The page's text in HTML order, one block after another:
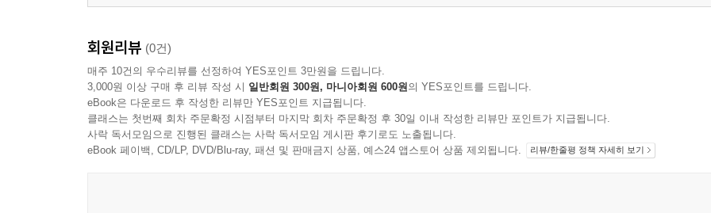
회원리뷰 (0건)
매주 10건의 우수리뷰를 선정하여 YES포인트 3만원을 드립니다.
3,000원 이상 구매 후 리뷰 작성 시 일반회원 300원, 마니아회원 600원의 YES포인트를 드립니다.
eBook은 다운로드 후 작성한 리뷰만 YES포인트 지급됩니다.
클래스는 첫번째 회차 주문확정 시점부터 마지막 회차 주문확정 후 30일 이내 작성한 리뷰만 포인트가 지급됩니다.
사락 독서모임으로 진행된 클래스는 사락 독서모임 게시판 후기로도 노출됩니다.
eBook 페이백, CD/LP, DVD/Blu-ray, 패션 및 판매금지 상품, 예스24 앱스토어 상품 제외됩니다.
리뷰/한줄평 정책 자세히 보기